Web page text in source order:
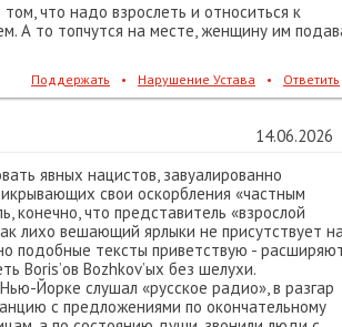
что надо взрослеть и относиться к
А то топчутся на месте, женщину им
Поддержать • Нарушение Устава • Ответить
14.06.2026
явных нацистов, завуалированно
свои оскорбления «частным
что представитель «взрослой
лихо вешающий ярлыки не присутствует
подобные тексты приветствую -
Boris’ов Bozhkov’ых без шелухи.
Йорке слушал «русское радио», в разгар
с предложениями по окончательному